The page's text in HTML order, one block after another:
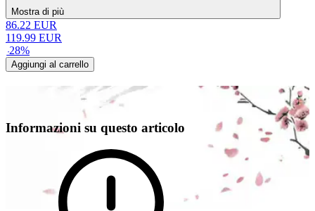
Mostra di più
86.22 EUR
119.99 EUR
-28%
Aggiungi al carrello
Informazioni su questo articolo